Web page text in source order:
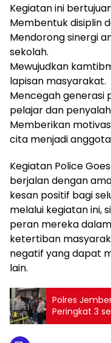
Kegiatan ini
Membentuk disiplin
Mendorong sinergi
sekolah.
Mewujudkan
lapisan masyarakat.
Mencegah generasi
pelajar dan
Memberikan
cita menjadi anggota
Kegiatan Police
berjalan dengan
kesan positif bagi
melalui kegiatan ini,
peran mereka
ketertiban
negatif yang dapat
lain.
Polres
Peringkat 3